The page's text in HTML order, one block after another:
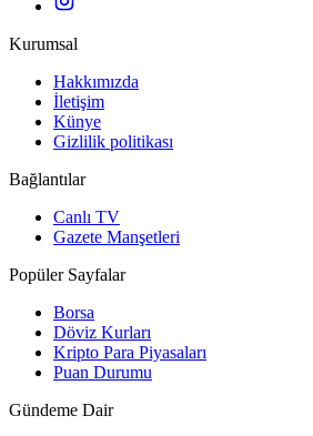
Kurumsal
Hakkımızda
İletişim
Künye
Gizlilik politikası
Bağlantılar
Canlı TV
Gazete Manşetleri
Popüler Sayfalar
Borsa
Döviz Kurları
Kripto Para Piyasaları
Puan Durumu
Gündeme Dair